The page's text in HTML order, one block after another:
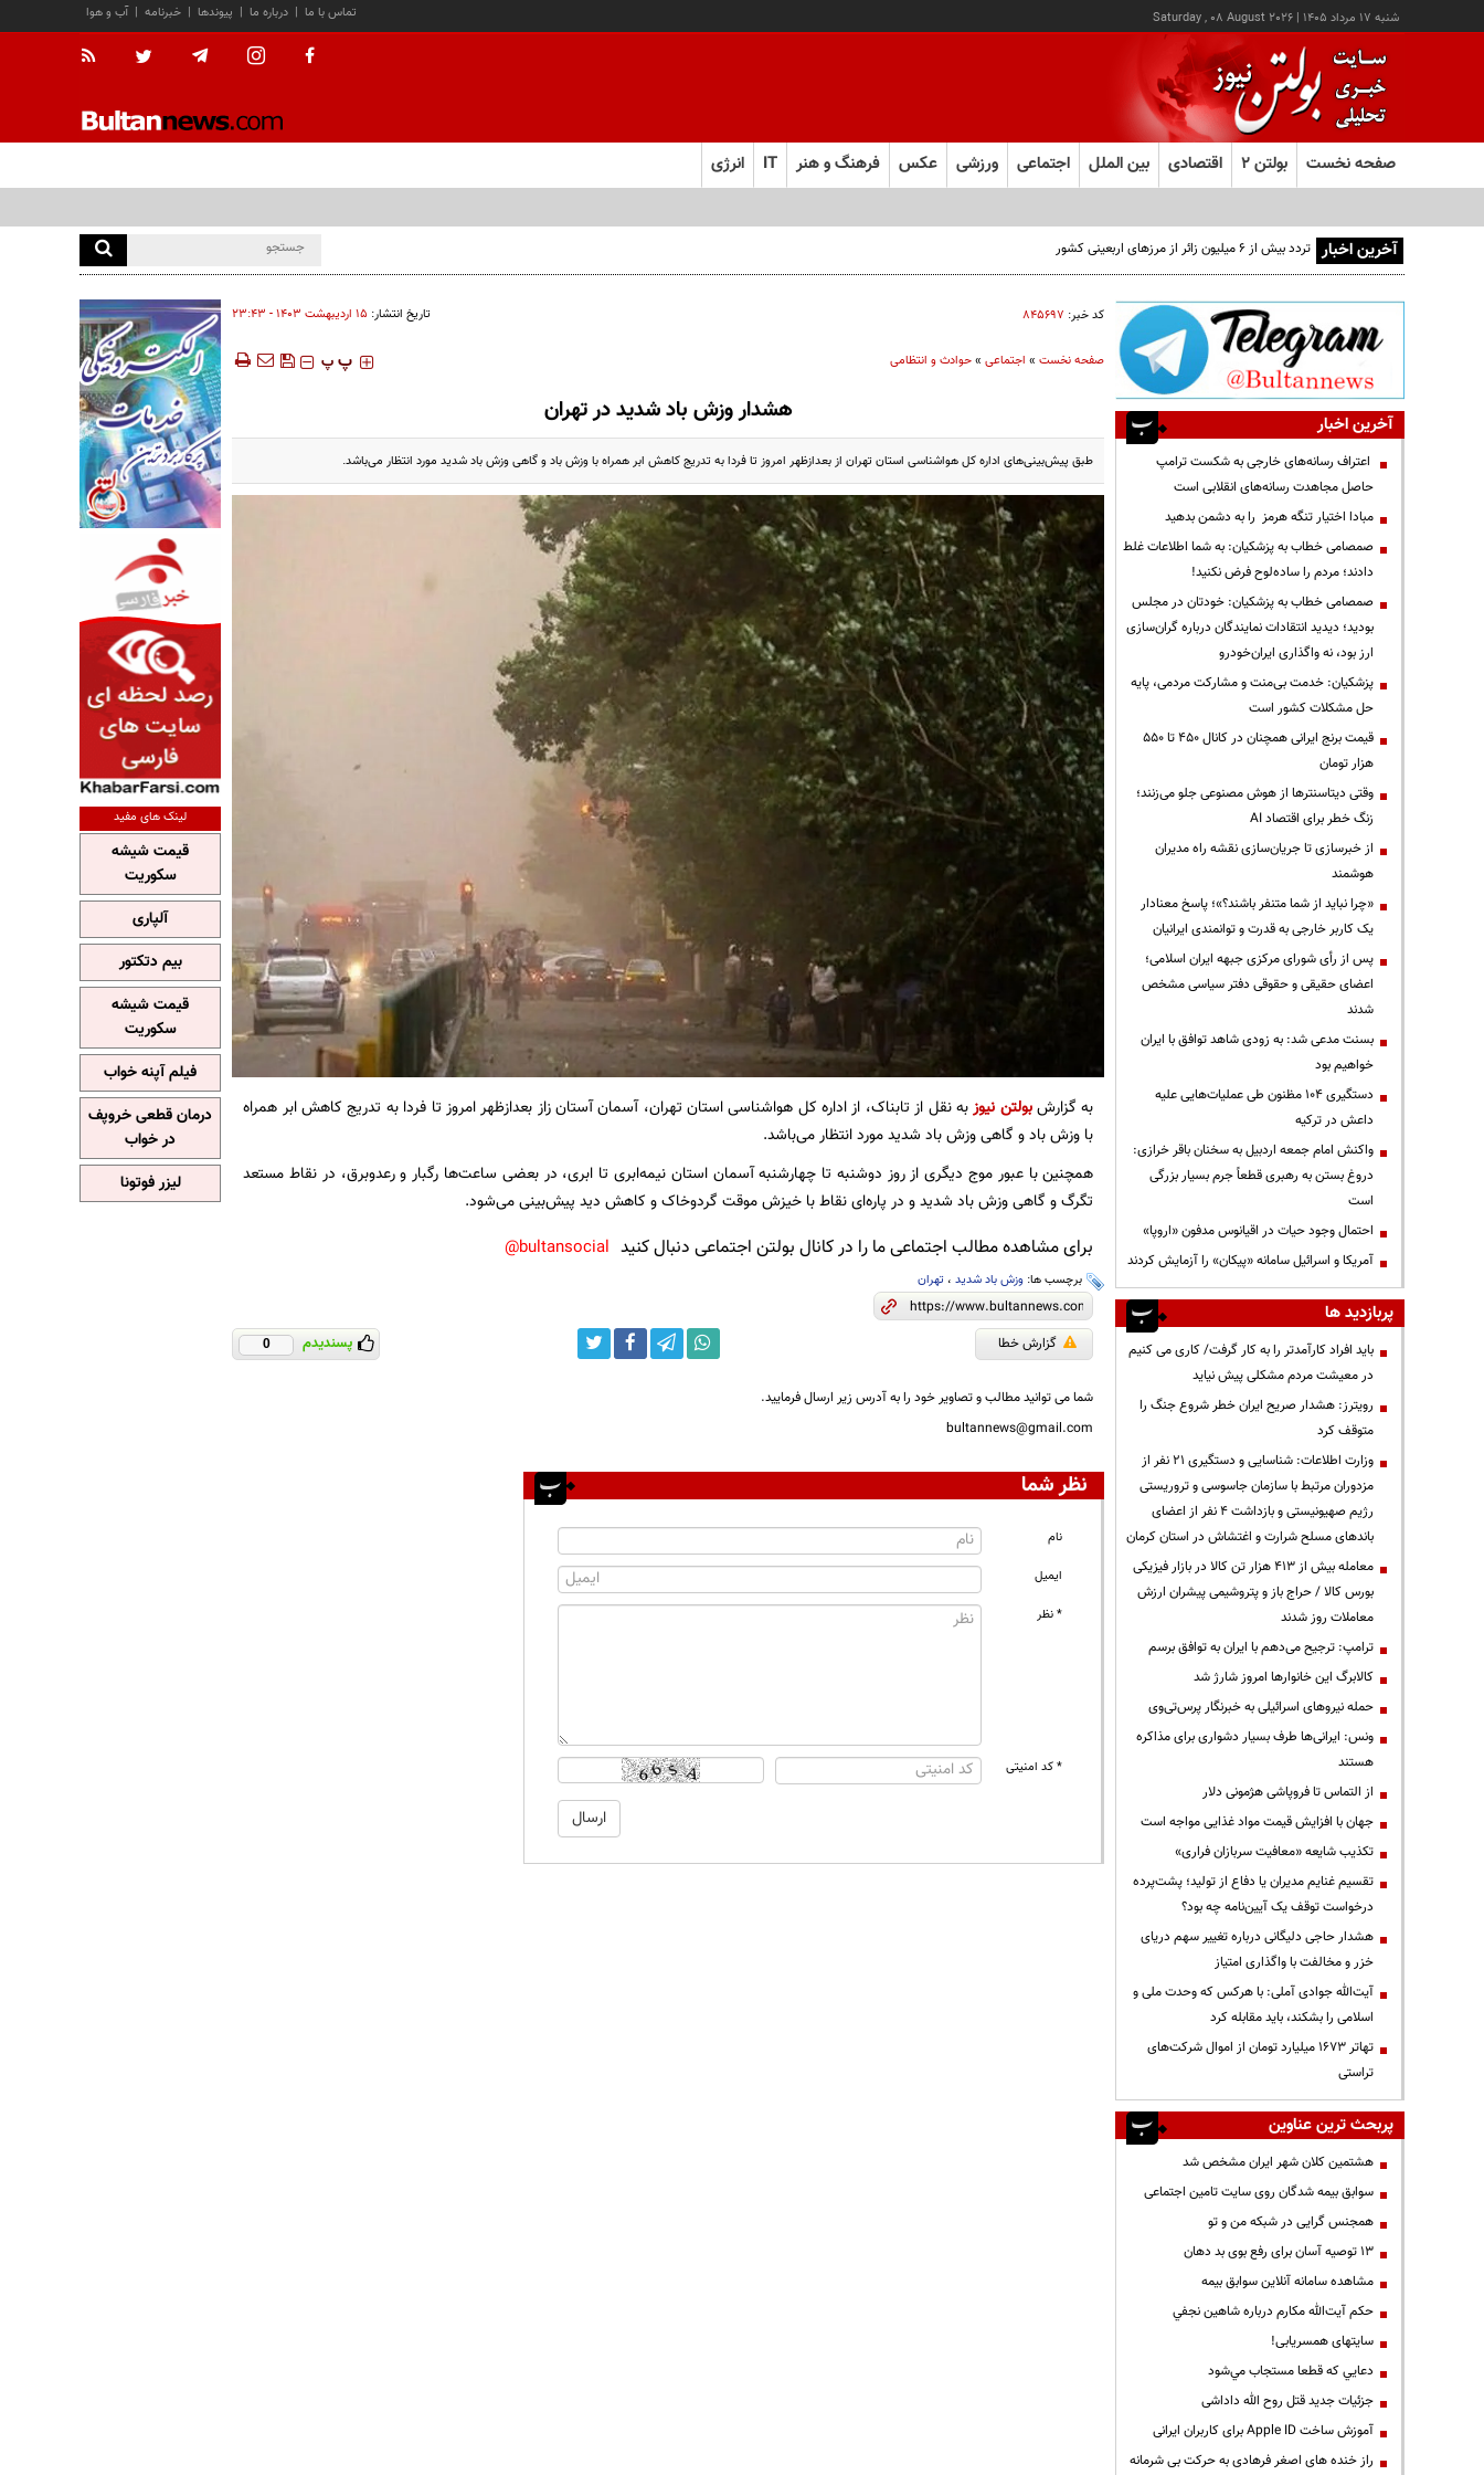
شنبه ۱۷ مرداد ۱۴۰۵ |
Saturday , 08 August 2026 آب و هوا | خبرنامه | پیوندها | درباره ما | تماس با ما
صفحه نخست بولتن ۲ اقتصادی بین الملل اجتماعی ورزشی عکس فرهنگ و هنر IT انرژی
آخرین اخبار تردد بیش از ۶ میلیون زائر از مرزهای اربعینی کشور
کد خبر: ۸۴۵۶۹۷ تاریخ انتشار: ۱۵ ارديبهشت ۱۴۰۳ - ۲۳:۴۳
صفحه نخست» اجتماعی»حوادث و انتظامی ‍‍‍ پ پ
هشدار وزش باد شدید در تهران
طبق پیش‌بینی‌های اداره کل هواشناسی استان تهران از بعدازظهر امروز تا فردا به تدریج کاهش ابر همراه با وزش باد و گاهی وزش باد شدید مورد انتظار می‌باشد.
به گزارشبولتن نیوزبه نقل از تابناک، از اداره کل هواشناسی استان تهران، آسمان آستان زاز بعدازظهر امروز تا فردا به تدریج کاهش ابر همراه
با وزش باد و گاهی وزش باد شدید مورد انتظار می‌باشد.
همچنین با عبور موج دیگری از روز دوشنبه تا چهارشنبه آسمان استان نیمه‌ابری تا ابری، در بعضی ساعت‌ها رگبار و رعدوبرق، در نقاط مستعد
تگرگ و گاهی وزش باد شدید و در پاره‌ای نقاط با خیزش موقت گردوخاک و کاهش دید پیش‌بینی می‌شود.
برای مشاهده مطالب اجتماعی ما را در کانال بولتن اجتماعی دنبال کنید bultansocial@
برچسب ها: وزش باد شدید، تهران
گزارش خطا پسندیدم 0
شما می توانید مطالب و تصاویر خود را به آدرس زیر ارسال فرمایید.
bultannews@gmail.com
نظر شما
نام
ایمیل
* نظر
* کد امنیتی
آخرین اخبار
اعتراف رسانه‌های خارجی به شکست ترامپ
حاصل مجاهدت رسانه‌های انقلابی است
مبادا اختیار تنگه هرمز را به دشمن بدهید
صمصامی خطاب به پزشکیان: به شما اطلاعات غلط
دادند؛ مردم را ساده‌لوح فرض نکنید!
صمصامی خطاب به پزشکیان: خودتان در مجلس
بودید؛ دیدید انتقادات نمایندگان درباره گران‌سازی
ارز بود، نه واگذاری ایران‌خودرو
پزشکیان: خدمت بی‌منت و مشارکت مردمی، پایه
حل مشکلات کشور است
قیمت‌ برنج ایرانی همچنان در کانال ۴۵۰ تا ۵۵۰
هزار تومان
وقتی دیتاسنترها از هوش مصنوعی جلو می‌زنند؛
زنگ خطر برای اقتصاد AI
از خبرسازی تا جریان‌سازی نقشه راه مدیران
هوشمند
«چرا نباید از شما متنفر باشند؟»؛ پاسخ معنادار
یک کاربر خارجی به قدرت و توانمندی ایرانیان
پس از رأی شورای مرکزی جبهه ایران اسلامی؛
اعضای حقیقی و حقوقی دفتر سیاسی مشخص
شدند
بسنت مدعی شد: به زودی شاهد توافق با ایران
خواهیم بود
دستگیری ۱۰۴ مظنون طی عملیات‌هایی علیه
داعش در ترکیه
واکنش امام جمعه اردبیل به سخنان باقر خرازی:
دروغ بستن به رهبری قطعاً جرم بسیار بزرگی
است
احتمال وجود حیات در اقیانوس مدفون «اروپا»
آمریکا و اسرائیل سامانه «پیکان» را آزمایش کردند
پربازدید ها
باید افراد کارآمدتر را به کار گرفت/ کاری می کنیم
در معیشت مردم مشکلی پیش نیاید
رویترز: هشدار صریح ایران خطر شروع جنگ را
متوقف کرد
وزارت اطلاعات: شناسایی و دستگیری ۲۱ نفر از
مزدوران مرتبط با سازمان جاسوسی و تروریستی
رژیم صهیونیستی و بازداشت ۴ نفر از اعضای
باندهای مسلح شرارت و اغتشاش در استان کرمان
معامله بیش از ۴۱۳ هزار تن کالا در بازار فیزیکی
بورس کالا / حراج باز و پتروشیمی پیشران ارزش
معاملات روز شدند
ترامپ: ترجیح می‌دهم با ایران به توافق برسم
کالابرگ این خانوارها امروز شارژ شد
حمله نیروهای اسرائیلی به خبرنگار پرس‌تی‌وی
ونس: ایرانی‌ها طرف بسیار دشواری برای مذاکره
هستند
از التماس تا فروپاشی هژمونی دلار
جهان با افزایش قیمت مواد غذایی مواجه است
تکذیب شایعه «معافیت سربازان فراری»
تقسیم غنایم مدیران یا دفاع از تولید؛ پشت‌پرده
درخواست توقف یک آیین‌نامه چه بود؟
هشدار حاجی دلیگانی درباره تغییر سهم دریای
خزر و مخالفت با واگذاری امتیاز
آیت‌الله جوادی آملی: با هرکس که وحدت ملی و
اسلامی را بشکند، باید مقابله کرد
تهاتر ۱۶۷۳ میلیارد تومان از اموال شرکت‌های
تراستی
پربحث ترین عناوین
هشتمین کلان شهر ایران مشخص شد
سوابق بیمه شدگان روی سایت تامین اجتماعی
همجنس گرایی در شبکه من و تو
13 توصیه آسان برای رفع بوی بد دهان
مشاهده سامانه آنلاين سوابق بیمه
حكم آيت‌الله مكارم درباره شاهين نجفي
سایتهای همسریابی!
دعايي كه قطعا مستجاب مي‌شود
جزئیات جدید قتل روح الله داداشی
آموزش ساخت Apple ID برای کاربران ایرانی
راز خنده های اصغر فرهادی به حرکت بی شرمانه
لینک های مفید
قیمت شیشه
سکوریت
آلپاری
بیم دتکتور
قیمت شیشه
سکوریت
فیلم آپنه خواب
درمان قطعی خروپف
در خواب
لیزر فوتونا